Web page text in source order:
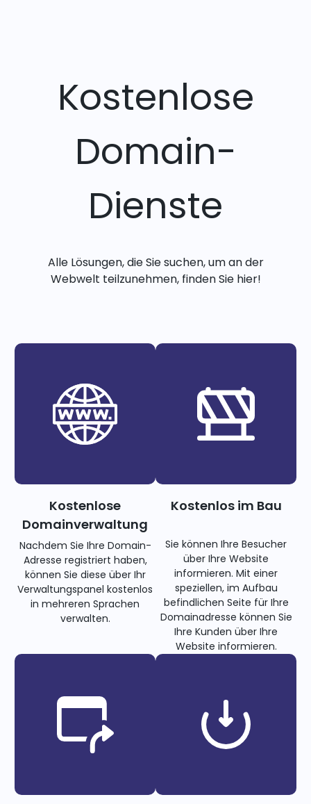
Kostenlose
Domain-
Dienste
Alle Lösungen, die Sie suchen, um an der
Webwelt teilzunehmen, finden Sie hier!
Kostenlose
Domainverwaltung
Nachdem Sie Ihre Domain-
Adresse registriert haben,
können Sie diese über Ihr
Verwaltungspanel kostenlos
in mehreren Sprachen
verwalten.
Kostenlos im Bau
Sie können Ihre Besucher
über Ihre Website
informieren. Mit einer
speziellen, im Aufbau
befindlichen Seite für Ihre
Domainadresse können Sie
Ihre Kunden über Ihre
Website informieren.